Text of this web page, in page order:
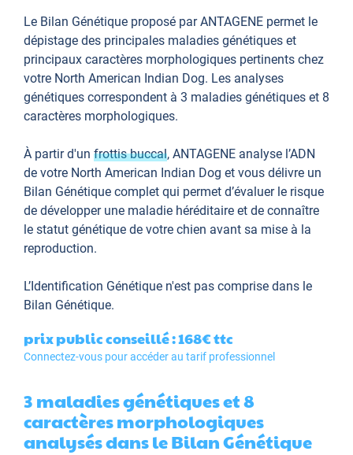
Le Bilan Génétique proposé par ANTAGENE permet le
dépistage des principales maladies génétiques et
principaux caractères morphologiques pertinents chez
votre North American Indian Dog. Les analyses
génétiques correspondent à 3 maladies génétiques et 8
caractères morphologiques.
À partir d'un frottis buccal, ANTAGENE analyse l’ADN
de votre North American Indian Dog et vous délivre un
Bilan Génétique complet qui permet d’évaluer le risque
de développer une maladie héréditaire et de connaître
le statut génétique de votre chien avant sa mise à la
reproduction.
L’Identification Génétique n'est pas comprise dans le
Bilan Génétique.
prix public conseillé : 168€ttc
Connectez-vous pour accéder au tarif professionnel
3 maladies génétiques et 8
caractères morphologiques
analysés dans le Bilan Génétique